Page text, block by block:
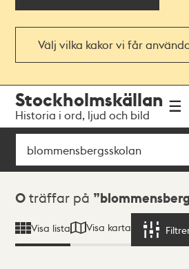
Välj vilka kakor vi får
navigationen
huvudinnehållet
Stockholmskällan
Historia i ord, ljud och bild
Sök
Sökresultat
0 träffar på
Visa lista Visa karta